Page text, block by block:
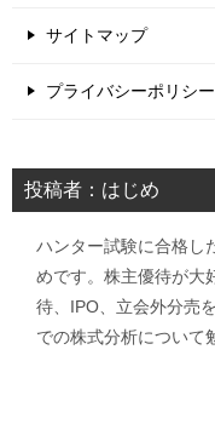
サイトマップ
プライバシーポリシー
投稿者：はじめ
ハンター試験に合格し
めです。株主優待が大
待、IPO、立会外分売
での株式分析について